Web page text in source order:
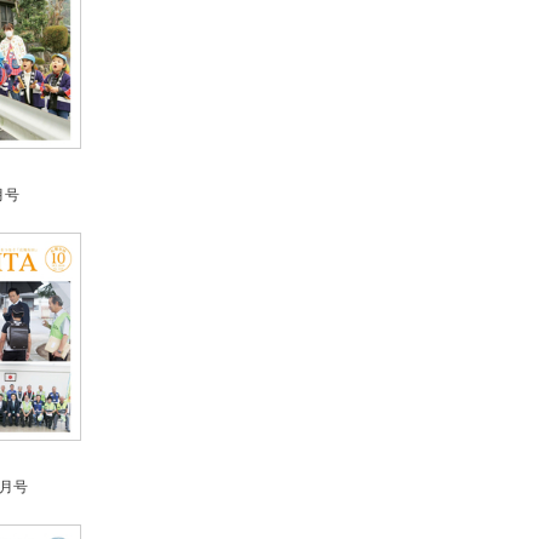
号
号